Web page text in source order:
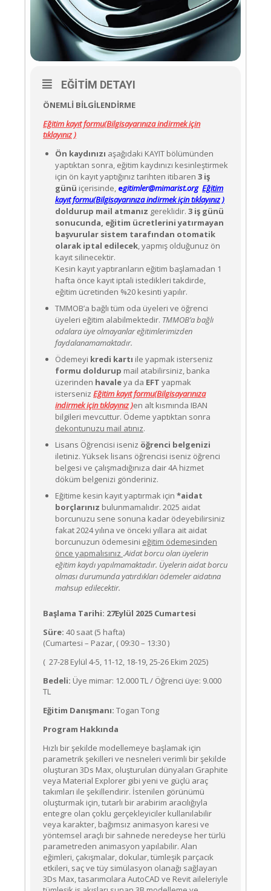
EĞITIM DETAYI
ÖNEMLİ BİLGİLENDİRME
Eğitim kayıt formu(Bilgisayarınıza indirmek için
tıklayınız )
Ön kaydınızı aşağıdaki KAYIT bölümünden
yaptıktan sonra, eğitim kaydınızı kesinleştirmek
için ön kayıt yaptığınız tarihten itibaren 3 iş
günü içerisinde, egitimler@mimarist.org Eğitim
kayıt formu(Bilgisayarınıza indirmek için tıklayınız )
doldurup mail atmanız gereklidir. 3 iş günü
sonucunda, eğitim ücretlerini yatırmayan
başvurular sistem tarafından otomatik
olarak iptal edilecek, yapmış olduğunuz ön
kayıt silinecektir.
Kesin kayıt yaptıranların eğitim başlamadan 1
hafta önce kayıt iptali istedikleri takdirde,
eğitim ücretinden %20 kesinti yapılır.
TMMOB’a bağlı tüm oda üyeleri ve öğrenci
üyeleri eğitim alabilmektedir. TMMOB’a bağlı
odalara üye olmayanlar eğitimlerimizden
faydalanamamaktadır.
Ödemeyi kredi kartı ile yapmak isterseniz
formu doldurup mail atabilirsiniz, banka
üzerinden havaleya da EFT yapmak
isterseniz Eğitim kayıt formu(Bilgisayarınıza
indirmek için tıklayınız )en alt kısmında IBAN
bilgileri mevcuttur. Ödeme yaptıktan sonra
dekontunuzu mail atınız.
Lisans Öğrencisi iseniz öğrenci belgenizi
iletiniz. Yüksek lisans öğrencisi iseniz öğrenci
belgesi ve çalışmadığınıza dair 4A hizmet
döküm belgenizi gönderiniz.
Eğitime kesin kayıt yaptırmak için *aidat
borçlarınız bulunmamalıdır. 2025 aidat
borcunuzu sene sonuna kadar ödeyebilirsiniz
fakat 2024 yılına ve önceki yıllara ait aidat
borcunuzun ödemesini eğitim ödemesinden
önce yapmalısınız .Aidat borcu olan üyelerin
eğitim kaydı yapılmamaktadır. Üyelerin aidat borcu
olması durumunda yatırdıkları ödemeler aidatına
mahsup edilecektir.
Başlama Tarihi: 27Eylül 2025 Cumartesi
Süre: 40 saat (5 hafta)
(Cumartesi – Pazar, ( 09:30 – 13:30 )
( 27-28 Eylül 4-5, 11-12, 18-19, 25-26 Ekim 2025)
Bedeli: Üye mimar: 12.000 TL / Öğrenci üye: 9.000
TL
Eğitim Danışmanı: Togan Tong
Program Hakkında
Hızlı bir şekilde modellemeye başlamak için
parametrik şekilleri ve nesneleri verimli bir şekilde
oluşturan 3Ds Max, oluşturulan dünyaları Graphite
veya Material Explorer gibi yeni ve güçlü araç
takımları ile şekillendirir. İstenilen görünümü
oluşturmak için, tutarlı bir arabirim aracılığıyla
entegre olan çoklu gerçekleyiciler kullanılabilir
veya karakter, bağımsız animasyon karesi ve
yöntemsel araçlı bir sahnede neredeyse her türlü
parametreden animasyon yapılabilir. Alan
eğimleri, çakışmalar, dokular, tümleşik parçacık
etkileri, saç ve tüy simülasyon olanağı sağlayan
3Ds Max, tasarımcılara AutoCAD ve Revit aileleriyle